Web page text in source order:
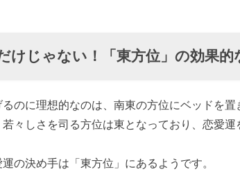
けじゃない！「東方位」の効果的
のに理想的なのは、南東の方位にベッドを置
々しさを司る方位は東となっており、恋愛
の決め手は「東方位」にあるようです。